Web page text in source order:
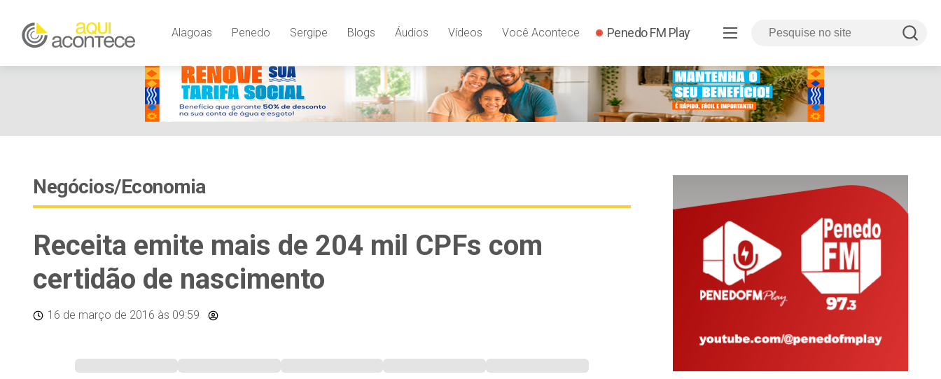
Alagoas Penedo Sergipe Blogs Áudios Vídeos Você Acontece Penedo FM Play
Negócios/Economia
Receita emite mais de 204 mil CPFs com
certidão de nascimento
16 de março de 2016 às 09:59